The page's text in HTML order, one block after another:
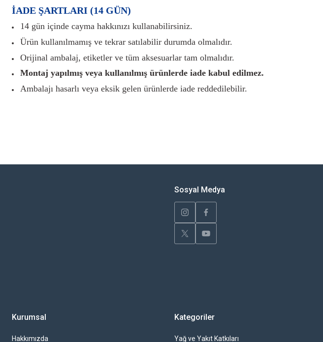
İADE ŞARTLARI (14 GÜN)
14 gün içinde cayma hakkınızı kullanabilirsiniz.
Ürün kullanılmamış ve tekrar satılabilir durumda olmalıdır.
Orijinal ambalaj, etiketler ve tüm aksesuarlar tam olmalıdır.
Montaj yapılmış veya kullanılmış ürünlerde iade kabul edilmez.
Ambalajı hasarlı veya eksik gelen ürünlerde iade reddedilebilir.
Sosyal Medya
Kurumsal
Hakkımızda
Kategoriler
Yağ ve Yakıt Katkıları